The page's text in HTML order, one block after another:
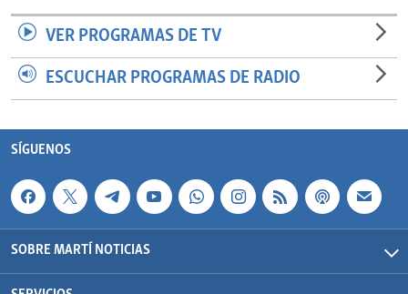
VER PROGRAMAS DE TV
ESCUCHAR PROGRAMAS DE RADIO
SÍGUENOS
SOBRE MARTÍ NOTICIAS